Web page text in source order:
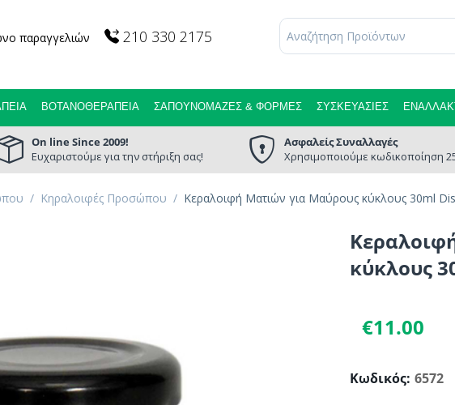
παραγγελιών 210 330 2175
ΒΟΤΑΝΟΘΕΡΑΠΕΊΑ ΣΑΠΟΥΝΌΜΑΖΕΣ & ΦΌΡΜΕΣ ΣΥΣΚΕΥΑΣΊΕΣ
On line Since 2009!
Ευχαριστούμε για την στήριξη σας!
Ασφαλείς Συναλλαγές
Χρησιμοποιούμε κωδικοποίηση
/ Κηραλοιφές Προσώπου / Κεραλοιφή Ματιών για Μαύρους κύκλους 30ml
κύκλους
€11.00
Κωδικός: 6572